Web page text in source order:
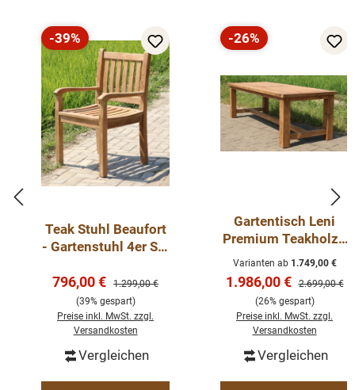
(ca.) 45 cm, Sitztiefe: (ca.) 45 cm
Anzahl Sitzplätze: 4
Gartentisch: Länge: 140cm
Höhe:78 cm
Form: Rechteckig
Material Tisch: Teakholz massiv
bequeme
massive
Ausführun
g
Rabatt
-39%
Teak Stuhl Beaufort
- Gartenstuhl 4er Set
Verkaufspreis:
796,00 € Regulärer Preis:
1.299,00 €
(39% gespart)
Preise inkl. MwSt. zzgl.
Versandkosten
Vergleichen
Rabatt
-26%
Gartentisch Leni
Premium Teakholz -
Tisch Massiv
Outdoor Teak
Varianten ab1.749,00 €
Verkaufspreis:
1.986,00 € Regulärer
2.699,00 €
(26% gespart)
Preise inkl. MwSt. zzgl.
Versandkosten
Vergleichen